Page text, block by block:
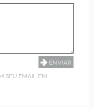
SEU EMAIL EM